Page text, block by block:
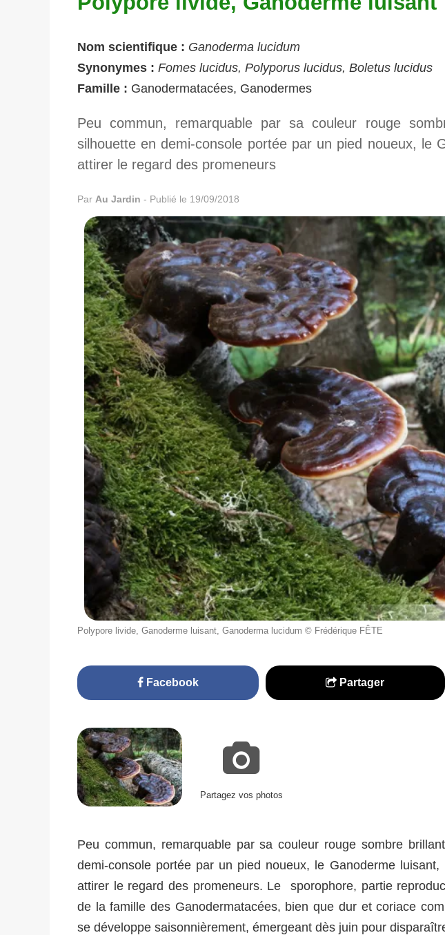
Nom scientifique : Ganoderma lucidum
Synonymes : Fomes lucidus, Polyporus lucidus, Boletus lucidus
Famille : Ganodermatacées, Ganodermes
Peu commun, remarquable par sa couleur rouge
silhouette en demi-console portée par un pied noueux, le
attirer le regard des promeneurs
Par Au Jardin - Publié le 19/09/2018
Polypore livide, Ganoderme luisant, Ganoderma lucidum © Frédérique FÊTE
Facebook Partager
Partagez vos photos
Peu commun, remarquable par sa couleur rouge sombre
demi-console portée par un pied noueux, le Ganoderme luisant,
attirer le regard des promeneurs. Le sporophore, partie
de la famille des Ganodermatacées, bien que dur et coriace
se développe saisonnièrement, émergeant dès juin pour